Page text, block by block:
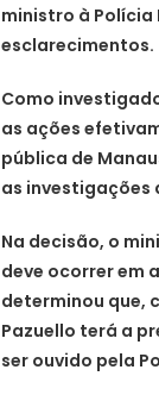
ministro à
esclarecimentos.
Como
as ações
pública de
as investigações
Na decisão, o
deve ocorrer em
determinou que,
Pazuello terá a
ser ouvido pela